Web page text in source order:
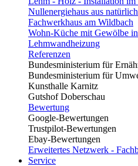
Nullenergiehaus aus
Fachwerkhaus am Wildbach
Wohn-Küche mit Gewölbe
Lehmwandheizung
Referenzen
Bundesministerium für
Bundesministerium für
Kunsthalle Karnitz
Gutshof Doberschau
Bewertung
Google-Bewertungen
Trustpilot-Bewertungen
Ebay-Bewertungen
Erweitertes Netzwerk -
Service